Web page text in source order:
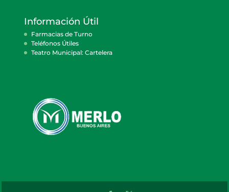
Información Útil
Farmacias de Turno
Teléfonos Útiles
Teatro Municipal: Cartelera